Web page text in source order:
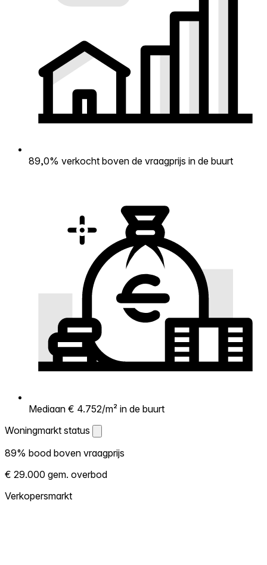
89,0% verkocht boven de vraagprijs in de buurt
Mediaan € 4.752/m² in de buurt
Woningmarkt status
Woningmarkt status
Laat zien hoe competitief de markt hier is.
Hoe meer woningen boven vraagprijs
verkopen, hoe heter. Heet? Verwacht
concurrentie en overweeg boven vraagprijs
89% bood boven vraagprijs
€ 29.000 gem. overbod
Verkopersmarkt